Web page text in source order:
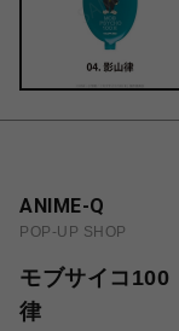
ANIME-Q
POP-UP SHOP
モブサイコ
律